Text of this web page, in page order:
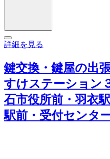
詳細を見る
鍵交換・鍵屋の出
すけステーション
石市役所前・羽衣
駅前・受付センタ